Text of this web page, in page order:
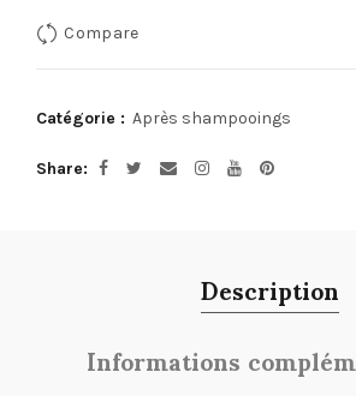
Compare
Catégorie : Après shampooings
Share
Description
Informations